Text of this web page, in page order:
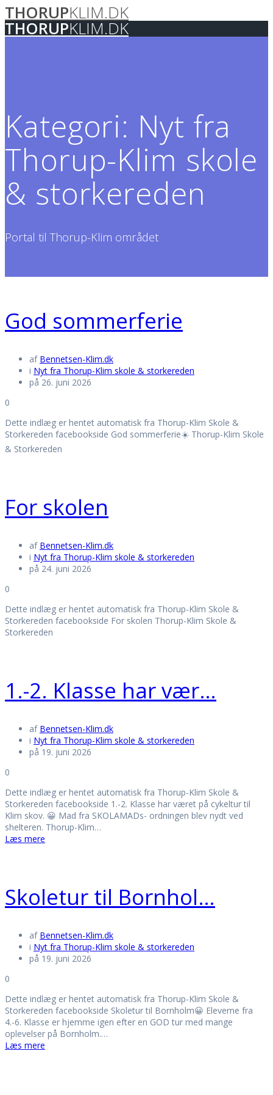
Skip
to
content
THORUPKLIM.DK
THORUPKLIM.DK
Kategori: Nyt fra
Thorup-Klim skole
& storkereden
Portal til Thorup-Klim området
God sommerferie
af Bennetsen-Klim.dk
i Nyt fra Thorup-Klim skole & storkereden
på 26. juni 2026
0
Dette indlæg er hentet automatisk fra Thorup-Klim Skole &
Storkereden facebookside God sommerferie☀️ Thorup-Klim Skole
& Storkereden
For skolen
af Bennetsen-Klim.dk
i Nyt fra Thorup-Klim skole & storkereden
på 24. juni 2026
0
Dette indlæg er hentet automatisk fra Thorup-Klim Skole &
Storkereden facebookside For skolen Thorup-Klim Skole &
Storkereden
1.-2. Klasse har vær…
af Bennetsen-Klim.dk
i Nyt fra Thorup-Klim skole & storkereden
på 19. juni 2026
0
Dette indlæg er hentet automatisk fra Thorup-Klim Skole &
Storkereden facebookside 1.-2. Klasse har været på cykeltur til
Klim skov. 😀 Mad fra SKOLAMADs- ordningen blev nydt ved
shelteren. Thorup-Klim…
Læs mere
Skoletur til Bornhol…
af Bennetsen-Klim.dk
i Nyt fra Thorup-Klim skole & storkereden
på 19. juni 2026
0
Dette indlæg er hentet automatisk fra Thorup-Klim Skole &
Storkereden facebookside Skoletur til Bornholm😀 Eleverne fra
4.-6. Klasse er hjemme igen efter en GOD tur med mange
oplevelser på Bornholm.…
Læs mere